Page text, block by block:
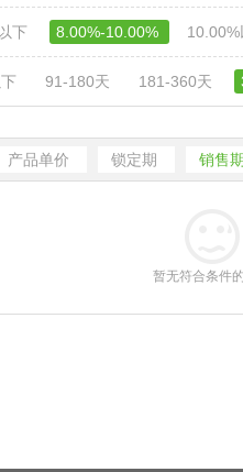
下 8.00%-10.00%
91-180天 181-360天
产品单价 锁定期 销售
暂无符合条件